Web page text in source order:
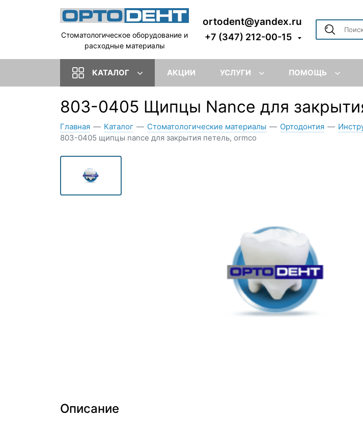
Стоматологическое оборудование и
расходные материалы
ortodent@yandex.ru
+7 (347) 212-00-15
КАТАЛОГ АКЦИИ УСЛУГИ ПОМОЩЬ
803-0405 Щипцы Nance для
Главная — Каталог — Стоматологические материалы — Ортодонтия —
803-0405 щипцы nance для закрытия петель, ormco
Описание